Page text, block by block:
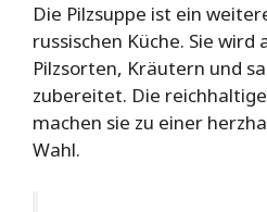
Die Pilzsuppe ist ein
russischen Küche. Sie wird
Pilzsorten, Kräutern und
zubereitet. Die
machen sie zu einer
Wahl.